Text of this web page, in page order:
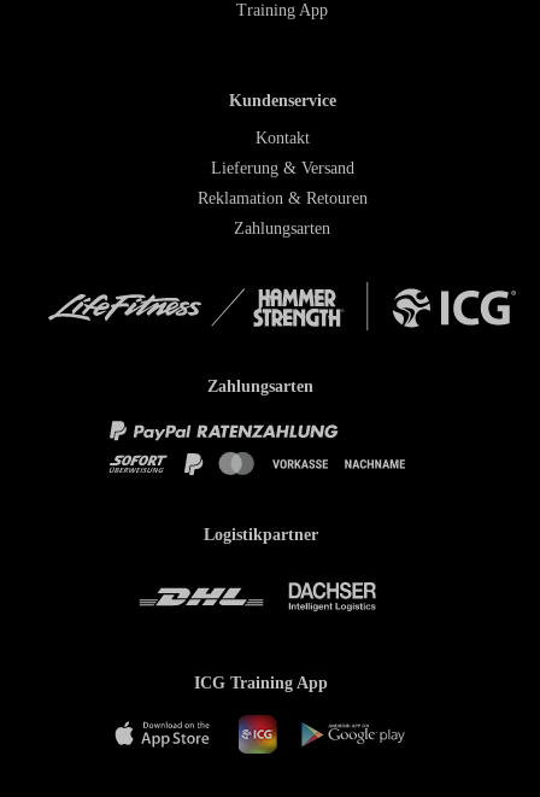
Training App
Kundenservice
Kontakt
Lieferung & Versand
Reklamation & Retouren
Zahlungsarten
Zahlungsarten
Logistikpartner
ICG Training App